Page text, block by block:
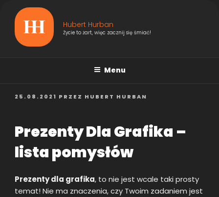
Hubert Hurban
Życie to żart, więc zacznij się śmiać!
Menu
OPUBLIKOWANE
25.08.2021 PRZEZ HUBERT HURBAN
Prezenty Dla Grafika –
lista pomysłów
Prezenty dla grafika, to nie jest wcale taki prosty
temat! Nie ma znaczenia, czy Twoim zadaniem jest